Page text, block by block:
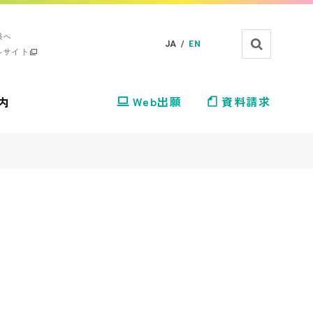
イト
JA / EN
Web出願 資料請求